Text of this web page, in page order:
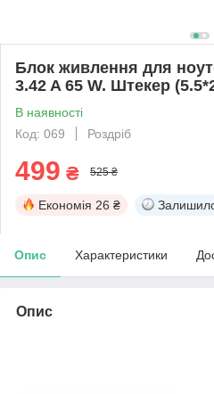
Блок живлення для
3.42 A 65 W. Штекер
В наявності
Код: 069
Роздріб
499 ₴ 525 ₴
Економія 26 ₴
Опис Характеристики
Опис